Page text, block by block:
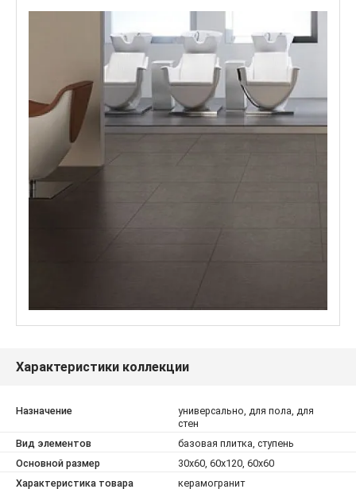
Характеристики коллекции
Назначение
универсально, для пола, для
стен
Вид элементов
базовая плитка, ступень
Основной размер
30x60, 60x120, 60x60
Характеристика товара
керамогранит